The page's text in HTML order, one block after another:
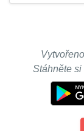
Stáhněte